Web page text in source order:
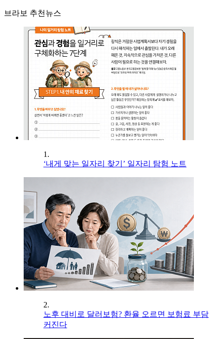
브라보 추천뉴스
1.
‘내게 맞는 일자리 찾기’ 일자리 탐험 노트
2.
노후 대비로 달러보험? 환율 오르면 보험료 부담
커진다